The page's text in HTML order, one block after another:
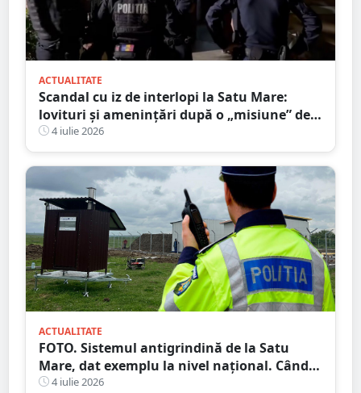
ACTUALITATE
Scandal cu iz de interlopi la Satu Mare:
lovituri și amenințări după o „misiune” de
recuperare a iubitei
4 iulie 2026
ACTUALITATE
FOTO. Sistemul antigrindină de la Satu
Mare, dat exemplu la nivel național. Când
ar putea fi dat în folosință
4 iulie 2026